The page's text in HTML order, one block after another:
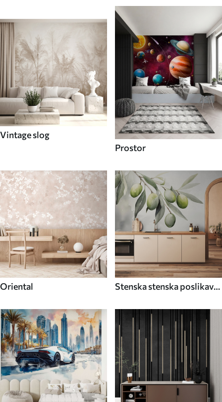
Vintage slog
Prostor
Oriental
Stenska stenska poslikava